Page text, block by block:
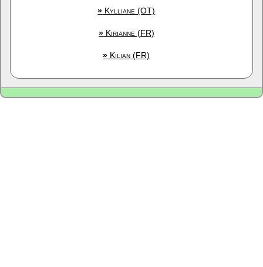
» Kylliane (OT)
»Kirianne (FR)
» Kilian (FR)